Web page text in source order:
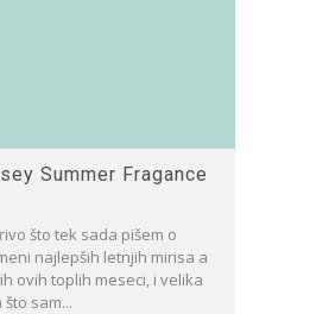
Summer Fragance
što tek sada pišem o
najlepših letnjih mirisa a
ovih toplih meseci, i velika
sam...